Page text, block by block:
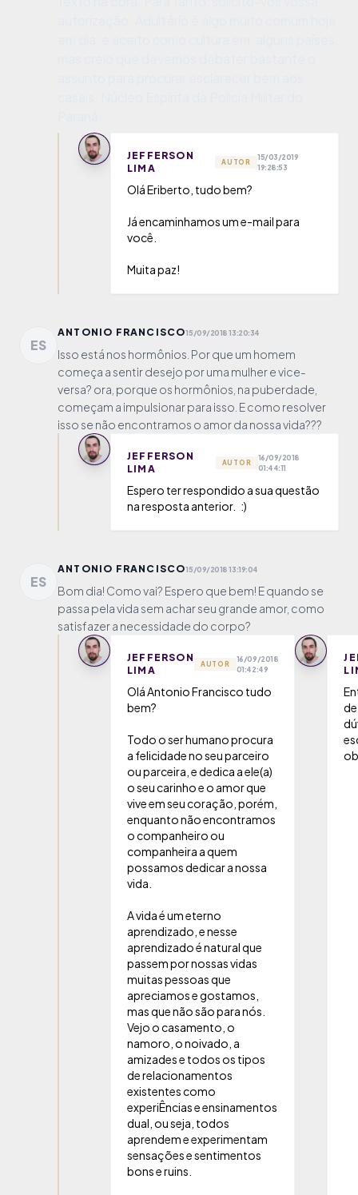
JEFFERSON
LIMA
AUTOR
15/03/2019
19:28:53
Olá Eriberto, tudo bem?
Já encaminhamos um e-mail para
você.
Muita paz!
ES
ANTONIO FRANCISCO15/09/2018 13:20:34
Isso está nos hormônios. Por que um homem
começa a sentir desejo por uma mulher e vice-
versa? ora, porque os hormônios, na puberdade,
começam a impulsionar para isso. E como resolver
isso se não encontramos o amor da nossa vida???
JEFFERSON
LIMA
AUTOR
16/09/2018
01:44:11
Espero ter respondido a sua questão
na resposta anterior. :)
ES
ANTONIO FRANCISCO15/09/2018 13:19:04
Bom dia! Como vai? Espero que bem! E quando se
passa pela vida sem achar seu grande amor, como
satisfazer a necessidade do corpo?
JEFFERSON
LIMA
AUTOR
16/09/2018
01:42:49
Olá Antonio Francisco tudo
bem?
Todo o ser humano procura
a felicidade no seu parceiro
ou parceira, e dedica a ele(a)
o seu carinho e o amor que
vive em seu coração, porém,
enquanto não encontramos
o companheiro ou
companheira a quem
possamos dedicar a nossa
vida.
A vida é um eterno
aprendizado, e nesse
aprendizado é natural que
passem por nossas vidas
muitas pessoas que
apreciamos e gostamos,
mas que não são para nós.
Vejo o casamento, o
namoro, o noivado, a
amizades e todos os tipos
de relacionamentos
existentes como
experiÊncias e ensinamentos
dual, ou seja, todos
aprendem e experimentam
sensações e sentimentos
bons e ruins.